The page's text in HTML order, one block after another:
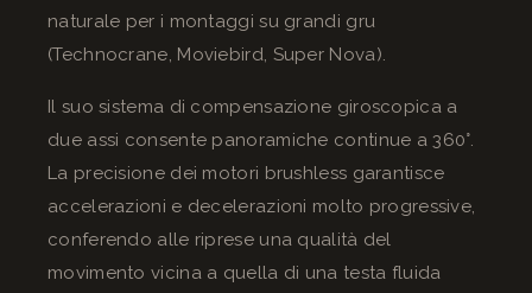
naturale per i montaggi su grandi gru
(Technocrane, Moviebird, Super Nova).
Il suo sistema di compensazione giroscopica a
due assi consente panoramiche continue a 360°.
La precisione dei motori brushless garantisce
accelerazioni e decelerazioni molto progressive,
conferendo alle riprese una qualità del
movimento vicina a quella di una testa fluida